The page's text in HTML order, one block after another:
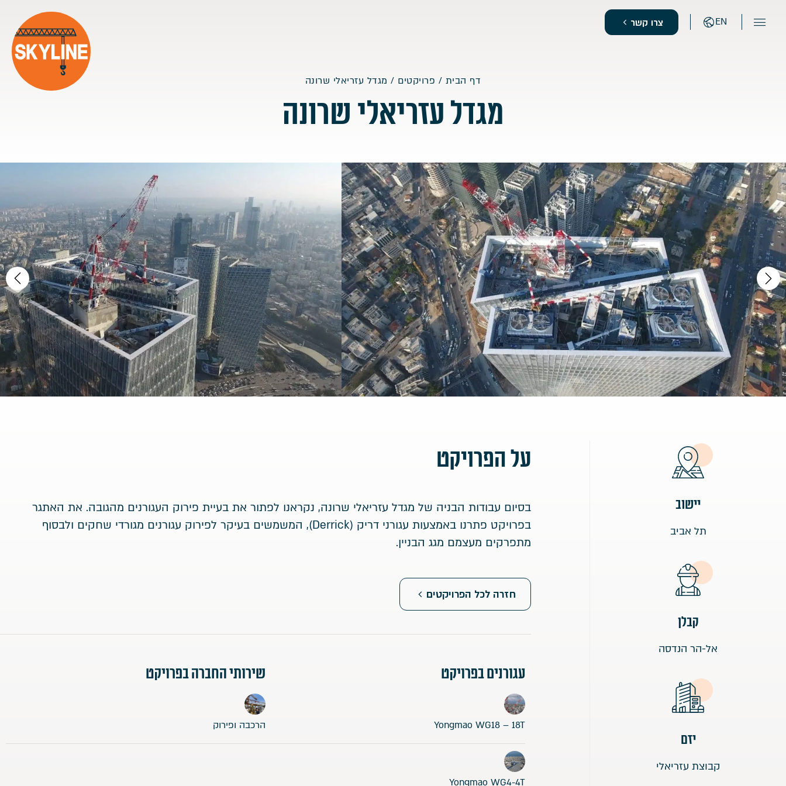
EN צרו קשר
דף הבית / פרויקטים / מגדל עזריאלי שרונה
מגדל עזריאלי שרונה
יישוב
תל אביב
קבלן
אל-הר הנדסה
יזם
קבוצת עזריאלי
על הפרויקט
בסיום עבודות הבניה של מגדל עזריאלי שרונה, נקראנו לפתור את בעיית פירוק העגורנים מהגובה. את האתגר
בפרויקט פתרנו באמצעות עגורני דריק (Derrick), המשמשים בעיקר לפירוק עגורנים מגורדי שחקים ולבסוף
מתפרקים מעצמם מגג הבניין.
חזרה לכל הפרויקטים
עגורנים בפרויקט
Yongmao WG18 – 18T
Yongmao WG4-4T
שירותי החברה בפרויקט
הרכבה ופירוק